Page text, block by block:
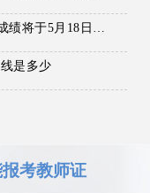
是多少
考教师证